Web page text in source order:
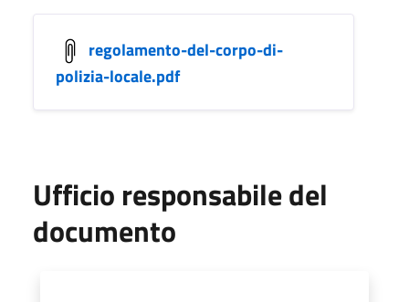
regolamento-del-corpo-di-
polizia-locale.pdf
Ufficio responsabile del
documento